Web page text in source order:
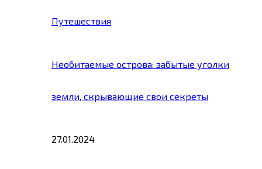
Путешествия
Необитаемые острова: забытые уголки
земли, скрывающие свои секреты
27.01.2024